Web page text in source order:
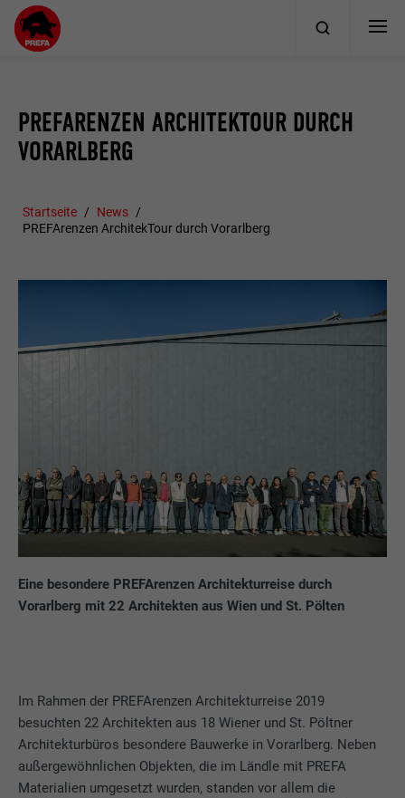
PREFARENZEN ARCHITEKTOUR DURCH
VORARLBERG
Startseite
News
PREFArenzen ArchitekTour durch Vorarlberg
Eine besondere PREFArenzen Architekturreise durch
Vorarlberg mit 22 Architekten aus Wien und St. Pölten
Im Rahmen der PREFArenzen Architekturreise 2019
besuchten 22 Architekten aus 18 Wiener und St. Pöltner
Architekturbüros besondere Bauwerke in Vorarlberg. Neben
außergewöhnlichen Objekten, die im Ländle mit PREFA
Materialien umgesetzt wurden, standen vor allem die